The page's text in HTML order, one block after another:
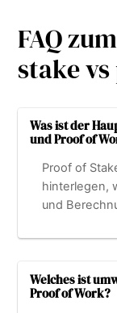
FAQ
stake
Was ist der
und Proof of
Proof of
hinterlegen,
und
Welches ist
Proof of Work?